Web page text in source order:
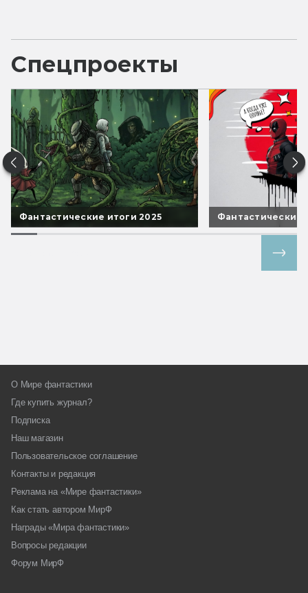
Спецпроекты
Фантастические итоги 2025 Фантастические
О Мире фантастики
Где купить журнал?
Подписка
Наш магазин
Пользовательское соглашение
Контакты и редакция
Реклама на «Мире фантастики»
Как стать автором МирФ
Награды «Мира фантастики»
Вопросы редакции
Форум МирФ